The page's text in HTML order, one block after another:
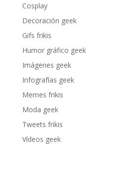
Cosplay
Decoración geek
Gifs frikis
Humor gráfico geek
Imágenes geek
Infografías geek
Memes frikis
Moda geek
Tweets frikis
Vídeos geek